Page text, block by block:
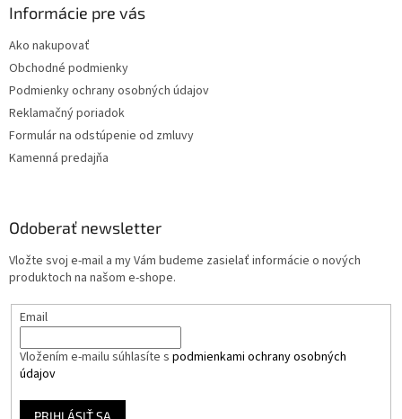
Informácie pre vás
Ako nakupovať
Obchodné podmienky
Podmienky ochrany osobných údajov
Reklamačný poriadok
Formulár na odstúpenie od zmluvy
Kamenná predajňa
Odoberať newsletter
Vložte svoj e-mail a my Vám budeme zasielať informácie o nových
produktoch na našom e-shope.
Email
Vložením e-mailu súhlasíte s podmienkami ochrany osobných
údajov
PRIHLÁSIŤ SA